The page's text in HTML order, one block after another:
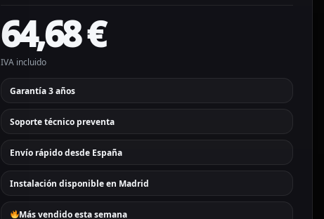
64,68€
IVA incluido
Garantía 3 años
Soporte técnico preventa
Envío rápido desde España
Instalación disponible en Madrid
Más vendido esta semana